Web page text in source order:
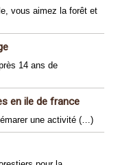
vous aimez la forêt et
14 ans de
en ile de france
une activité (…)